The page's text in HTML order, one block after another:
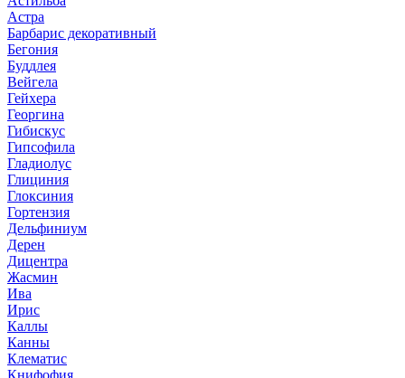
Астра
Барбарис декоративный
Бегония
Буддлея
Вейгела
Гейхера
Георгина
Гибискус
Гипсофила
Гладиолус
Глициния
Глоксиния
Гортензия
Дельфиниум
Дерен
Дицентра
Жасмин
Ива
Ирис
Каллы
Канны
Клематис